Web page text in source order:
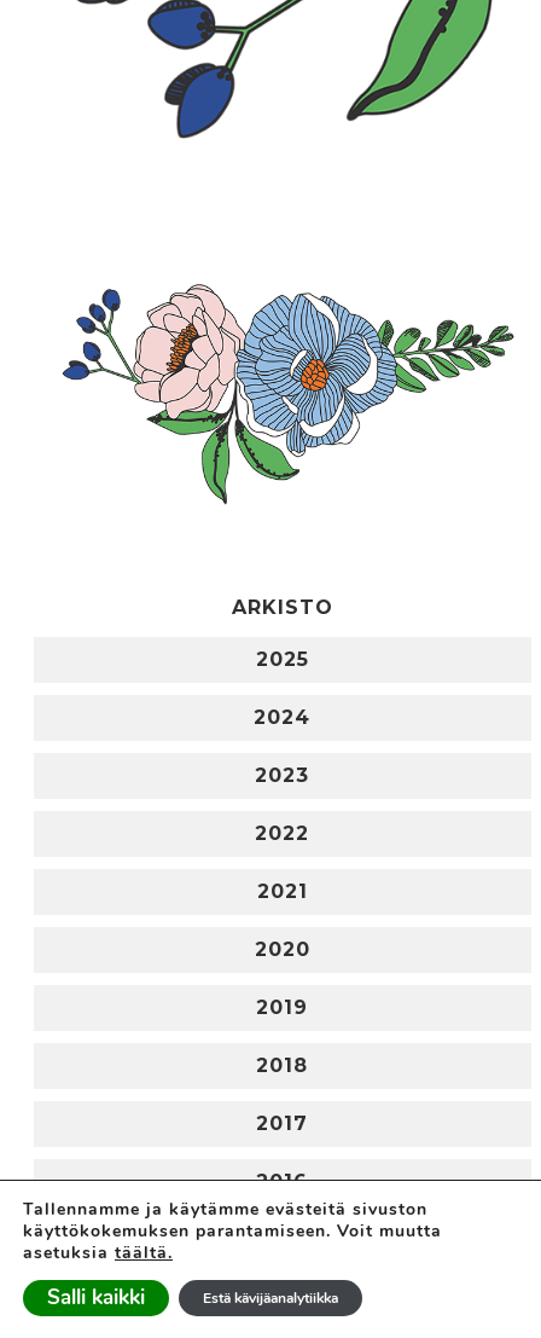
ARKISTO
2025
2024
2023
2022
2021
2020
2019
2018
2017
2016
2015
2014
Tallennamme ja käytämme evästeitä sivuston
käyttökokemuksen parantamiseen. Voit muutta
asetuksia täältä.
Salli kaikki Estä kävijäanalytiikka